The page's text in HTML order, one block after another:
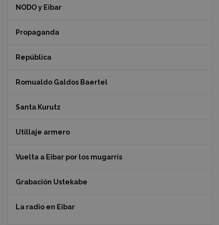
NODO y Eibar
Propaganda
República
Romualdo Galdos Baertel
Santa Kurutz
Utillaje armero
Vuelta a Eibar por los mugarris
Grabación Ustekabe
La radio en Eibar